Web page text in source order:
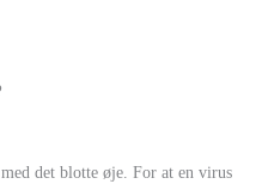
det blotte øje. For at en virus